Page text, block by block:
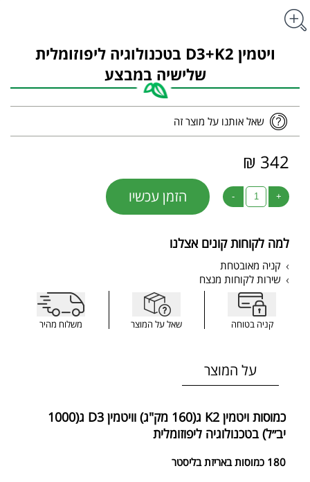
ויטמין D3+K2 בטכנולוגיה ליפוזומלית
שלישיה במבצע
שאל אותנו על מוצר זה
342 ₪
+
- הזמן עכשיו
למה לקוחות קונים אצלנו
קניה מאובטחת
שירות לקוחות מנצח
קניה בטוחה שאל על המוצר משלוח מהיר
על המוצר
כמוסות ויטמין K2 ג(160 מק"ג) וויטמין D3 ג(1000
יב״ל) בטכנולוגיה ליפוזומלית
180 כמוסות באריזת בליסטר